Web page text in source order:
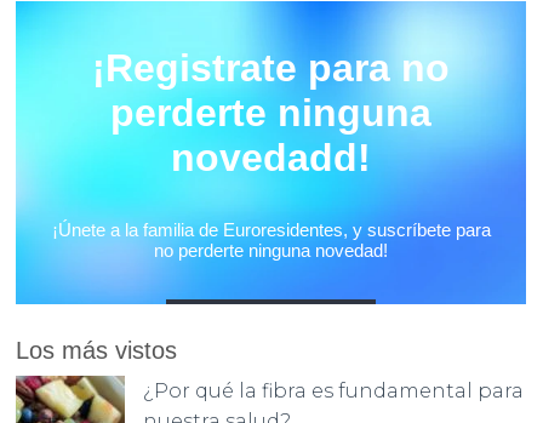
Los más vistos
¿Por qué la fibra es fundamental para